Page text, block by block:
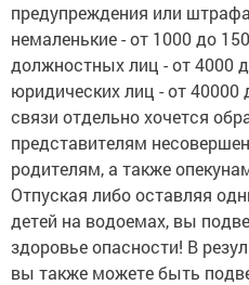
предупреждения или
немаленькие - от 1000 до
должностных лиц - от 4000
юридических лиц - от 40000
связи отдельно хочется
представителям
родителям, а также
Отпуская либо оставляя
детей на водоемах, вы
здоровье опасности! В
вы также можете быть